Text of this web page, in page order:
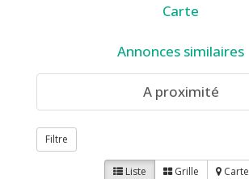
Carte
Annonces similaires
A proximité
Filtre
Liste Grille Carte